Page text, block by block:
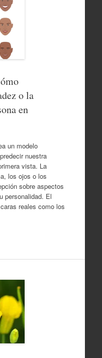
o la
en
un modelo
nuestra
vista. La
los ojos o los
sobre aspectos
personalidad. El
reales como los